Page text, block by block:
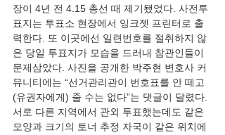
장이 4년 전 4.15 총선 때 제기됐었다. 사전투
표지는 투표소 현장에서 잉크젯 프린터로 출
력한다. 또 이곳에선 일련번호를 절취하지 않
은 당일 투표지가 모습을 드러내 참관인들이
문제삼았다. 사진을 공개한 박주현 변호사 커
뮤니티에는 “선거관리관이 번호표를 안 떼고
(유권자에게) 줄 수는 없다”는 댓글이 달렸다.
서로 다른 지역에서 관외 투표했는데도 같은
모양과 크기의 토너 추정 자국이 같은 위치에